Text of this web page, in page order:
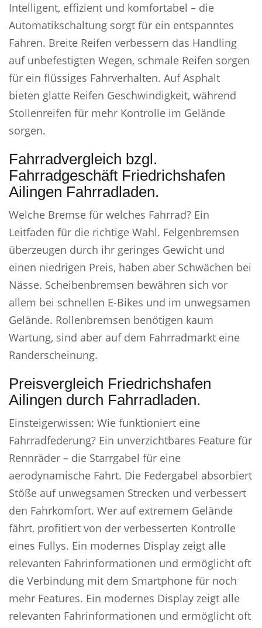
Intelligent, effizient und komfortabel – die
Automatikschaltung sorgt für ein entspanntes
Fahren. Breite Reifen verbessern das Handling
auf unbefestigten Wegen, schmale Reifen sorgen
für ein flüssiges Fahrverhalten. Auf Asphalt
bieten glatte Reifen Geschwindigkeit, während
Stollenreifen für mehr Kontrolle im Gelände
sorgen.
Fahrradvergleich bzgl.
Fahrradgeschäft Friedrichshafen
Ailingen Fahrradladen.
Welche Bremse für welches Fahrrad? Ein
Leitfaden für die richtige Wahl. Felgenbremsen
überzeugen durch ihr geringes Gewicht und
einen niedrigen Preis, haben aber Schwächen bei
Nässe. Scheibenbremsen bewähren sich vor
allem bei schnellen E-Bikes und im unwegsamen
Gelände. Rollenbremsen benötigen kaum
Wartung, sind aber auf dem Fahrradmarkt eine
Randerscheinung.
Preisvergleich Friedrichshafen
Ailingen durch Fahrradladen.
Einsteigerwissen: Wie funktioniert eine
Fahrradfederung? Ein unverzichtbares Feature für
Rennräder – die Starrgabel für eine
aerodynamische Fahrt. Die Federgabel absorbiert
Stöße auf unwegsamen Strecken und verbessert
den Fahrkomfort. Wer auf extremem Gelände
fährt, profitiert von der verbesserten Kontrolle
eines Fullys. Ein modernes Display zeigt alle
relevanten Fahrinformationen und ermöglicht oft
die Verbindung mit dem Smartphone für noch
mehr Features. Ein modernes Display zeigt alle
relevanten Fahrinformationen und ermöglicht oft